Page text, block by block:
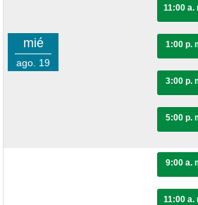
mié
ago. 19
11:00 a.
1:00 p.
3:00 p.
5:00 p.
9:00 a.
11:00 a.